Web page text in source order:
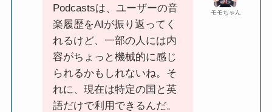
モモちゃん
Podcastsは、ユーザーの音
楽履歴をAIが振り返ってく
れるけど、一部の人には内
容がちょっと機械的に感じ
られるかもしれないね。そ
れに、現在は特定の国と英
語だけで利用できるんだ。